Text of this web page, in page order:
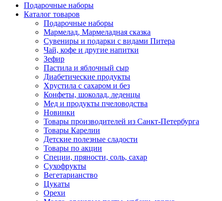
Подарочные наборы
Каталог товаров
Подарочные наборы
Мармелад, Мармеладная сказка
Сувениры и подарки с видами Питера
Чай, кофе и другие напитки
Зефир
Пастила и яблочный сыр
Диабетические продукты
Хрустила с сахаром и без
Конфеты, шоколад, леденцы
Мед и продукты пчеловодства
Новинки
Товары производителей из Санкт-Петербурга
Товары Карелии
Детские полезные сладости
Товары по акции
Специи, пряности, соль, сахар
Сухофрукты
Вегетарианство
Цукаты
Орехи